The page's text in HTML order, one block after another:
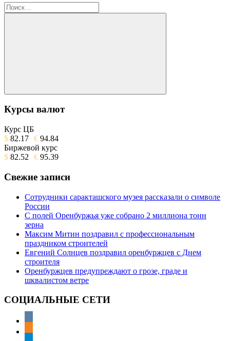
Найти:
Поиск
Курсы валют
Курс ЦБ
$ 82.17 € 94.84
Биржевой курс
$ 82.52 € 95.39
Свежие записи
Сотрудники саракташского музея рассказали о символе
России
С полей Оренбуржья уже собрано 2 миллиона тонн
зерна
Максим Митин поздравил с профессиональным
праздником строителей
Евгений Солнцев поздравил оренбуржцев с Днем
строителя
Оренбуржцев предупреждают о грозе, граде и
шквалистом ветре
СОЦИАЛЬНЫЕ СЕТИ